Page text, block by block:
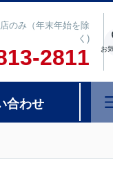
のみ（年末年始を除
く)
2811 お
合わせ